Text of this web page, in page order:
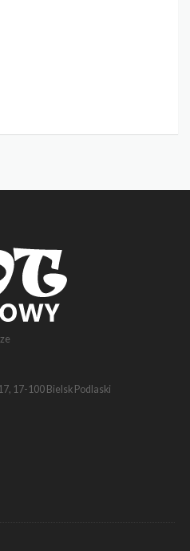
17-100 Bielsk Podlaski